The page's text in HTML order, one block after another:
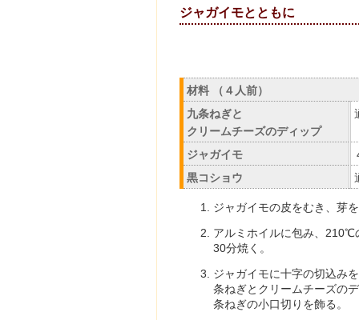
ジャガイモとと
材料 （４人前）
九条ねぎと
クリームチーズのディップ
ジャガイモ
黒コショウ
ジャガイモの皮をむき、芽
アルミホイルに包み、210℃
30分焼く。
ジャガイモに十字の切込み
条ねぎとクリームチーズの
条ねぎの小口切りを飾る。